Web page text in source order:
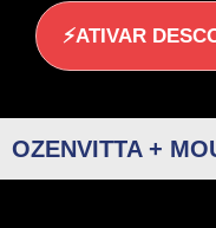
⚡ATIVAR
OZENVITTA +